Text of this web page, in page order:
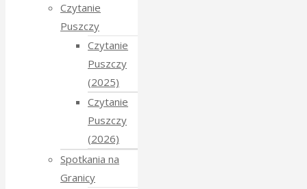
Czytanie
Puszczy
Czytanie
Puszczy
(2025)
Czytanie
Puszczy
(2026)
Spotkania na
Granicy